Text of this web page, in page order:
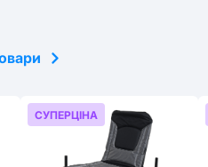
СУПЕРЦІНА